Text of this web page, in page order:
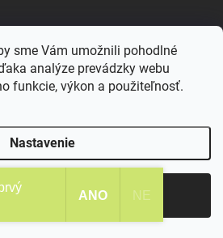
sme Vám umožnili pohodlné
analýze prevádzky webu
funkcie, výkon a použiteľnosť.
Nastavenie
Súhlasím
kolagendrink-183607679083667/
ANO NE